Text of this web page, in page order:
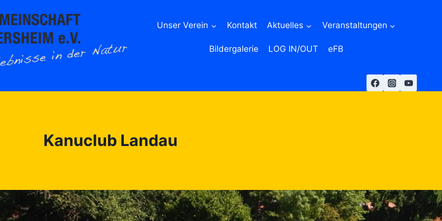
Unser Verein Kontakt Aktuelles Veranstaltungen
Bildergalerie LOG IN/OUT eFB
Kanuclub Landau